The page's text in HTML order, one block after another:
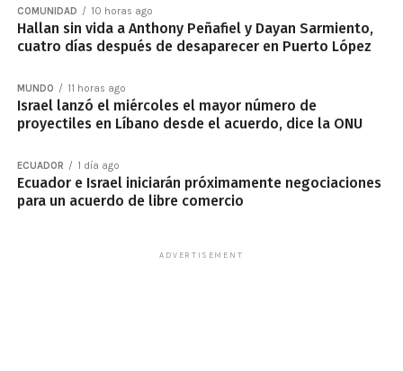
COMUNIDAD 10 horas ago
Hallan sin vida a Anthony Peñafiel y Dayan Sarmiento,
cuatro días después de desaparecer en Puerto López
MUNDO 11 horas ago
Israel lanzó el miércoles el mayor número de
proyectiles en Líbano desde el acuerdo, dice la ONU
ECUADOR 1 día ago
Ecuador e Israel iniciarán próximamente negociaciones
para un acuerdo de libre comercio
ADVERTISEMENT